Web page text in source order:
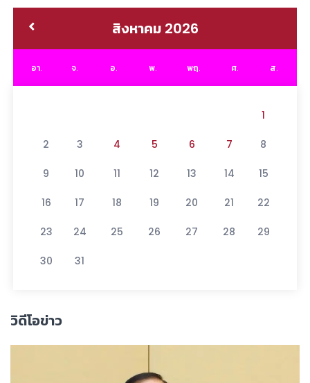
สิงหาคม 2026
อา. จ. อ. พ. พฤ. ศ. ส.
1
2 3 4 5 6 7 8
9 10 11 12 13 14 15
16 17 18 19 20 21 22
23 24 25 26 27 28 29
30 31
วิดีโอข่าว